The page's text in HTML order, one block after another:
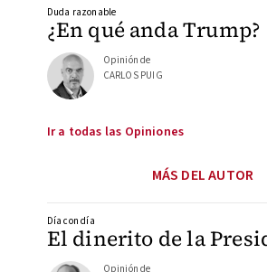
¿En qué anda Trump?
Duda razonable
Opinión de
CARLOS PUIG
Ir a todas las Opiniones
MÁS DEL AUTOR
El dinerito de la
Día con día
Opinión de